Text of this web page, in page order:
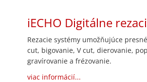
iECHO Digitálne
Rezacie systémy umožňujúce
cut, bigovanie, V cut, dierovanie,
gravírovanie a frézovanie.
viac informácií...